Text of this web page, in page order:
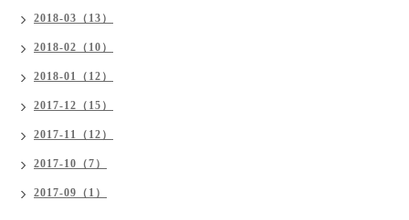
2018-03（13）
2018-02（10）
2018-01（12）
2017-12（15）
2017-11（12）
2017-10（7）
2017-09（1）